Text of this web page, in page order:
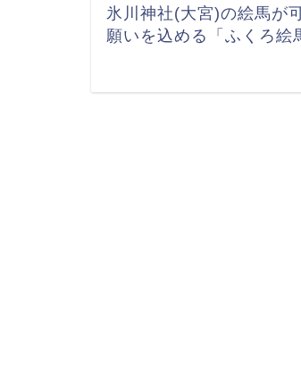
氷川神社(大宮)の絵馬が
願いを込める「ふくろ絵